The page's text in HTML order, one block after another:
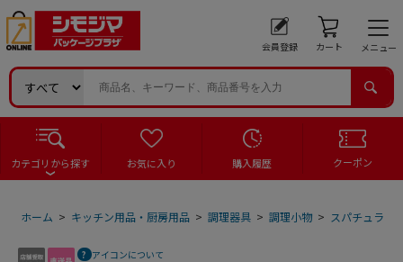
会員登録 カート メニュー
カテゴリから探す お気に入り 購入履歴 クーポン
ホーム > キッチン用品・厨房用品 > 調理器具 > 調理小物 > スパチュラ
アイコンについて